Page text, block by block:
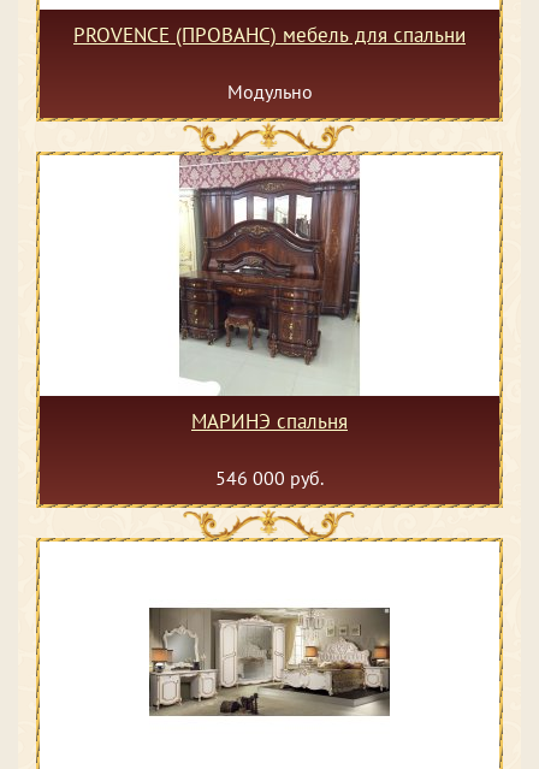
PROVENCE (ПРОВАНС) мебель для спальни
Модульно
МАРИНЭ спальня
546 000 руб.